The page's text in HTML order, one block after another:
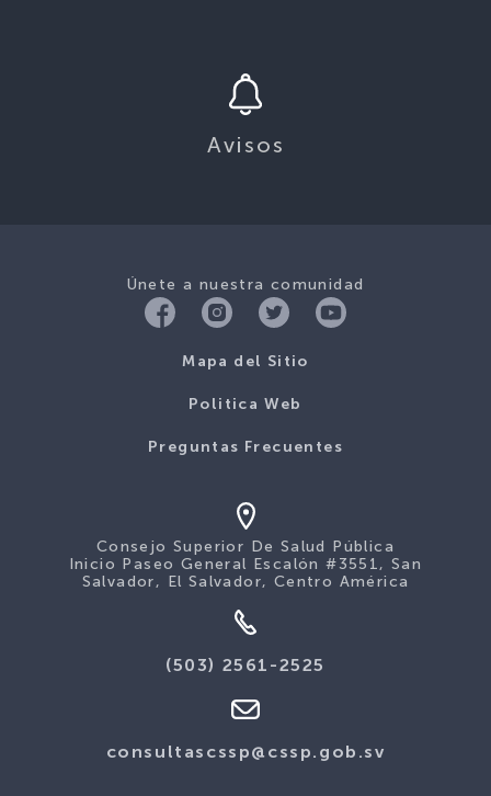
Avisos
Únete a nuestra comunidad
Mapa del Sitio
Politica Web
Preguntas Frecuentes
Consejo Superior De Salud Pública
Inicio Paseo General Escalón #3551, San
Salvador, El Salvador, Centro América
(503) 2561-2525
consultascssp@cssp.gob.sv